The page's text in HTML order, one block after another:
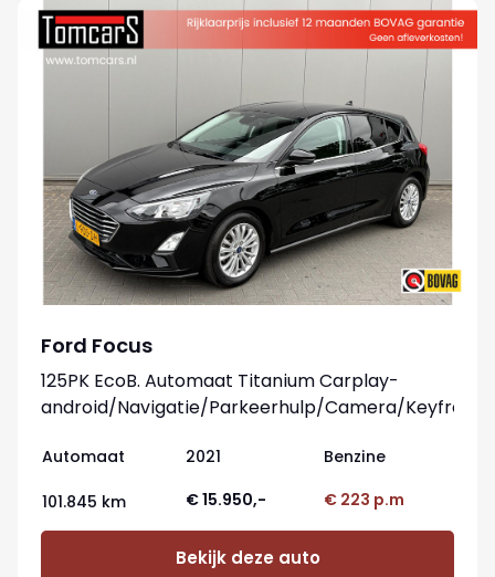
Ford Focus
125PK EcoB. Automaat Titanium Carplay-
android/Navigatie/Parkeerhulp/Camera/Keyfree
Automaat 2021 Benzine
101.845 km € 15.950,- € 223 p.m
Bekijk deze auto